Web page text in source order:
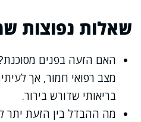
שאלות נפוצות
האם הזעה בפנים
מצב רפואי חמור, אך
בריאותי שדורש בירור.
מה ההבדל בין הזעת יתר